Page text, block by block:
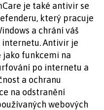
je také antivir se
který pracuje
a chrání váš
Antivir je
funkcemi na
po internetu a
a ochranu
na odstranění
webových